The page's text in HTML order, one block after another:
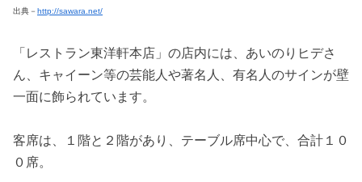
出典－ http://sawara.net/
「レストラン東洋軒本店」の店内には、あいのりヒデさ
ん、キャイーン等の芸能人や著名人、有名人のサインが壁
一面に飾られています。
客席は、１階と２階があり、テーブル席中心で、合計１０
０席。